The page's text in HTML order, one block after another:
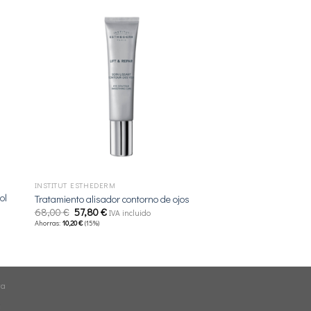
INSTITUT ESTHEDERM
Tratamiento alisador contorno de ojos
68,00€ El
precio
57,80€ElIVA incluido
Ahorras: 10,20€ (15%)